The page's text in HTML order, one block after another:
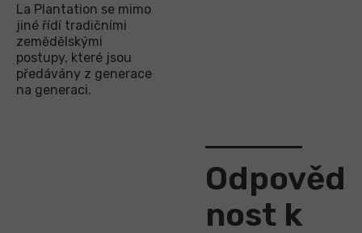
La Plantation se mimo
jiné řídí tradičními
zemědělskými
postupy, které jsou
předávány z generace
na generaci.
Odpověd
nost k